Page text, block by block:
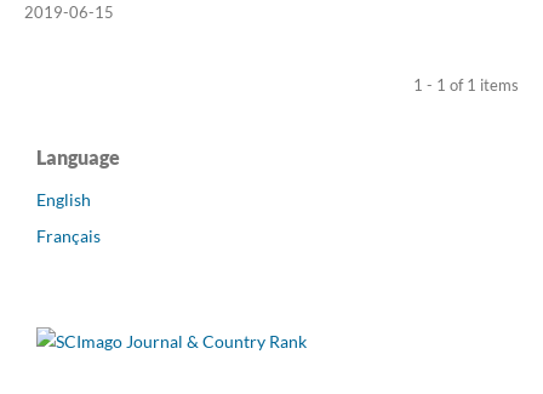
2019-06-15
1 - 1 of 1 items
Language
English
Français